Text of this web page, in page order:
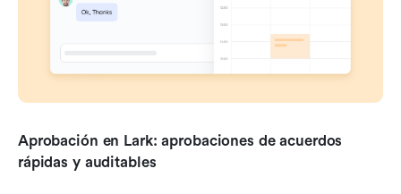
Aprobación en Lark: aprobaciones de acuerdos
rápidas y auditables